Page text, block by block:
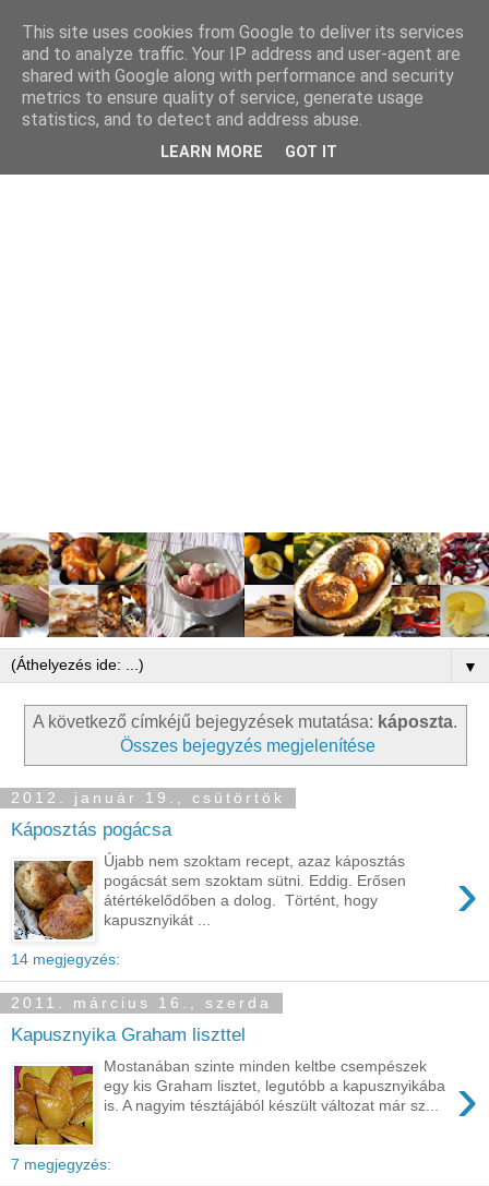
▼
A következő címkéjű bejegyzések mutatása: káposzta.
Összes bejegyzés megjelenítése
2012. január 19., csütörtök
Káposztás pogácsa
›
Újabb nem szoktam recept, azaz káposztás
pogácsát sem szoktam sütni. Eddig. Erősen
átértékelődőben a dolog. Történt, hogy
kapusznyikát ...
14 megjegyzés:
2011. március 16., szerda
Kapusznyika Graham liszttel
›
Mostanában szinte minden keltbe csempészek
egy kis Graham lisztet, legutóbb a kapusznyikába
is. A nagyim tésztájából készült változat már sz...
7 megjegyzés:
This site uses cookies from Google to deliver its services
and to analyze traffic. Your IP address and user-agent are
shared with Google along with performance and security
metrics to ensure quality of service, generate usage
statistics, and to detect and address abuse.
LEARN MORE GOT IT